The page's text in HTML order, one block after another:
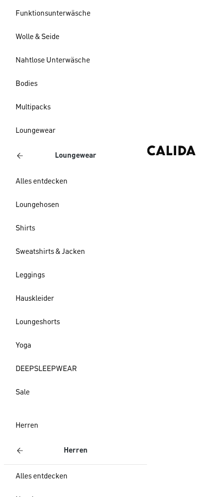
Funktionsunterwäsche
Wolle & Seide
Nahtlose Unterwäsche
Bodies
Multipacks
Loungewear
Loungewear
Alles entdecken
Loungehosen
Shirts
Sweatshirts & Jacken
Leggings
Hauskleider
Loungeshorts
Yoga
DEEPSLEEPWEAR
Sale
Herren
Herren
Alles entdecken